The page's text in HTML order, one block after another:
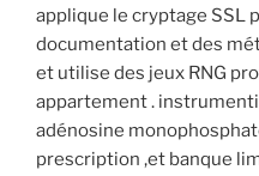
applique le cryptage SSL
documentation et des
et utilise des jeux RNG
appartement .
adénosine
prescription ,et banque